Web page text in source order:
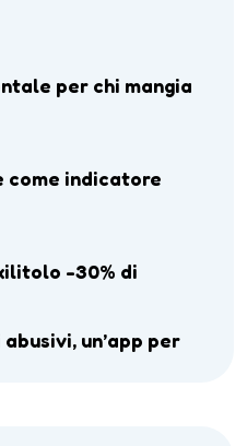
per chi mangia
come indicatore
-30% di
un’app per